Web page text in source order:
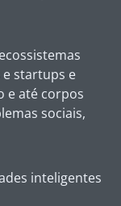
startups e
e até corpos
sociais,
inteligentes